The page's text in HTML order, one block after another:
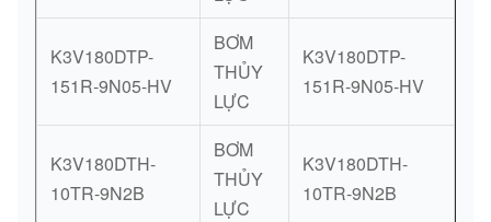
K3V180DTP-
151R-9N05-HV
BƠM
THỦY
LỰC
K3V180DTP-
151R-9N05-HV
K3V180DTH-
10TR-9N2B
BƠM
THỦY
LỰC
K3V180DTH-
10TR-9N2B